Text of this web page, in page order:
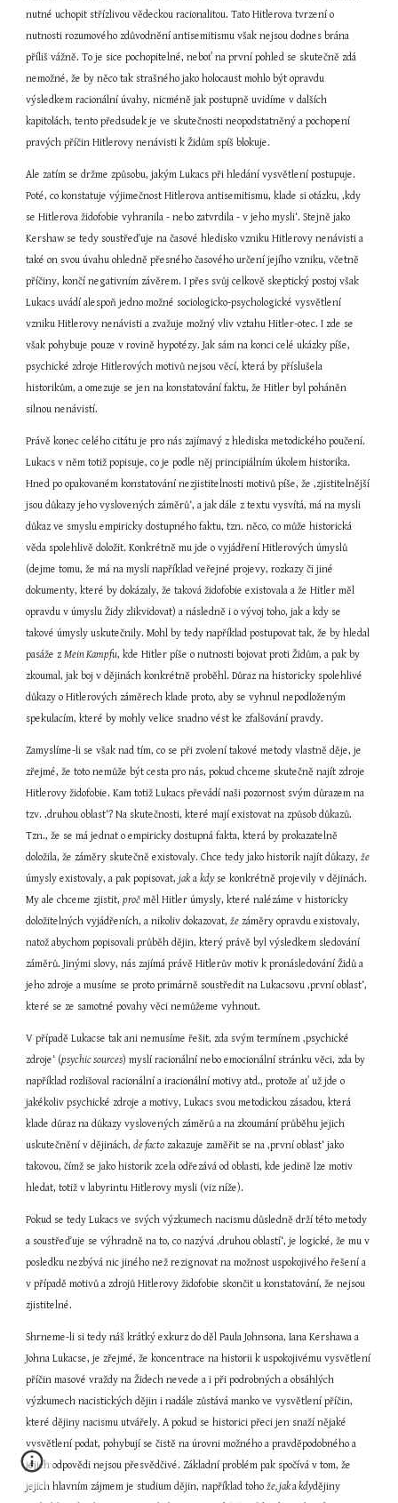
nutné uchopit střízlivou vědeckou racionalitou. Tato Hitlerova tvrzení o
nutnosti rozumového zdůvodnění antisemitismu však nejsou dodnes brána
příliš vážně. To je sice pochopitelné, neboť na první pohled se skutečně zdá
nemožné, že by něco tak strašného jako holocaust mohlo být opravdu
výsledkem racionální úvahy, nicméně jak postupně uvidíme v dalších
kapitolách, tento předsudek je ve skutečnosti neopodstatněný a pochopení
pravých příčin Hitlerovy nenávisti k Židům spíš blokuje.
Ale zatím se držme způsobu, jakým Lukacs při hledání vysvětlení postupuje.
Poté, co konstatuje výjimečnost Hitlerova antisemitismu, klade si otázku, ‚kdy
se Hitlerova židofobie vyhranila - nebo zatvrdila - v jeho mysli‘. Stejně jako
Kershaw se tedy soustřeďuje na časové hledisko vzniku Hitlerovy nenávisti a
také on svou úvahu ohledně přesného časového určení jejího vzniku, včetně
příčiny, končí negativním závěrem. I přes svůj celkově skeptický postoj však
Lukacs uvádí alespoň jedno možné sociologicko-psychologické vysvětlení
vzniku Hitlerovy nenávisti a zvažuje možný vliv vztahu Hitler-otec. I zde se
však pohybuje pouze v rovině hypotézy. Jak sám na konci celé ukázky píše,
psychické zdroje Hitlerových motivů nejsou věcí, která by příslušela
historikům, a omezuje se jen na konstatování faktu, že Hitler byl poháněn
silnou nenávistí.
Právě konec celého citátu je pro nás zajímavý z hlediska metodického poučení.
Lukacs v něm totiž popisuje, co je podle něj principiálním úkolem historika.
Hned po opakovaném konstatování nezjistitelnosti motivů píše, že ‚zjistitelnější
jsou důkazy jeho vyslovených záměrů‘, a jak dále z textu vysvítá, má na mysli
důkaz ve smyslu empiricky dostupného faktu, tzn. něco, co může historická
věda spolehlivě doložit. Konkrétně mu jde o vyjádření Hitlerových úmyslů
(dejme tomu, že má na mysli například veřejné projevy, rozkazy či jiné
dokumenty, které by dokázaly, že taková židofobie existovala a že Hitler měl
opravdu v úmyslu Židy zlikvidovat) a následně i o vývoj toho, jak a kdy se
takové úmysly uskutečnily. Mohl by tedy například postupovat tak, že by hledal
pasáže z Mein Kampfu, kde Hitler píše o nutnosti bojovat proti Židům, a pak by
zkoumal, jak boj v dějinách konkrétně proběhl. Důraz na historicky spolehlivé
důkazy o Hitlerových záměrech klade proto, aby se vyhnul nepodloženým
spekulacím, které by mohly velice snadno vést ke zfalšování pravdy.
Zamyslíme-li se však nad tím, co se při zvolení takové metody vlastně děje, je
zřejmé, že toto nemůže být cesta pro nás, pokud chceme skutečně najít zdroje
Hitlerovy židofobie. Kam totiž Lukacs převádí naši pozornost svým důrazem na
tzv. ‚druhou oblast‘? Na skutečnosti, které mají existovat na způsob důkazů.
Tzn., že se má jednat o empiricky dostupná fakta, která by prokazatelně
doložila, že záměry skutečně existovaly. Chce tedy jako historik najít důkazy, že
úmysly existovaly, a pak popisovat, jak a kdy se konkrétně projevily v dějinách.
My ale chceme zjistit, proč měl Hitler úmysly, které nalézáme v historicky
doložitelných vyjádřeních, a nikoliv dokazovat, že záměry opravdu existovaly,
natož abychom popisovali průběh dějin, který právě byl výsledkem sledování
záměrů. Jinými slovy, nás zajímá právě Hitlerův motiv k pronásledování Židů a
jeho zdroje a musíme se proto primárně soustředit na Lukacsovu ‚první oblast‘,
které se ze samotné povahy věci nemůžeme vyhnout.
V případě Lukacse tak ani nemusíme řešit, zda svým termínem ‚psychické
zdroje‘ (psychic sources) myslí racionální nebo emocionální stránku věci, zda by
například rozlišoval racionální a iracionální motivy atd., protože ať už jde o
jakékoliv psychické zdroje a motivy, Lukacs svou metodickou zásadou, která
klade důraz na důkazy vyslovených záměrů a na zkoumání průběhu jejich
uskutečnění v dějinách, de facto zakazuje zaměřit se na ‚první oblast‘ jako
takovou, čímž se jako historik zcela odřezává od oblasti, kde jedině lze motiv
hledat, totiž v labyrintu Hitlerovy mysli (viz níže).
Pokud se tedy Lukacs ve svých výzkumech nacismu důsledně drží této metody
a soustřeďuje se výhradně na to, co nazývá ‚druhou oblastí‘, je logické, že mu v
posledku nezbývá nic jiného než rezignovat na možnost uspokojivého řešení a
v případě motivů a zdrojů Hitlerovy židofobie skončit u konstatování, že nejsou
zjistitelné.
Shrneme-li si tedy náš krátký exkurz do děl Paula Johnsona, Iana Kershawa a
Johna Lukacse, je zřejmé, že koncentrace na historii k uspokojivému vysvětlení
příčin masové vraždy na Židech nevede a i při podrobných a obsáhlých
výzkumech nacistických dějin i nadále zůstává manko ve vysvětlení příčin,
které dějiny nacismu utvářely. A pokud se historici přeci jen snaží nějaké
vysvětlení podat, pohybují se čistě na úrovni možného a pravděpodobného a
jejich odpovědi nejsou přesvědčivé. Základní problém pak spočívá v tom, že
jejich hlavním zájmem je studium dějin, například toho že, jak a kdydějiny